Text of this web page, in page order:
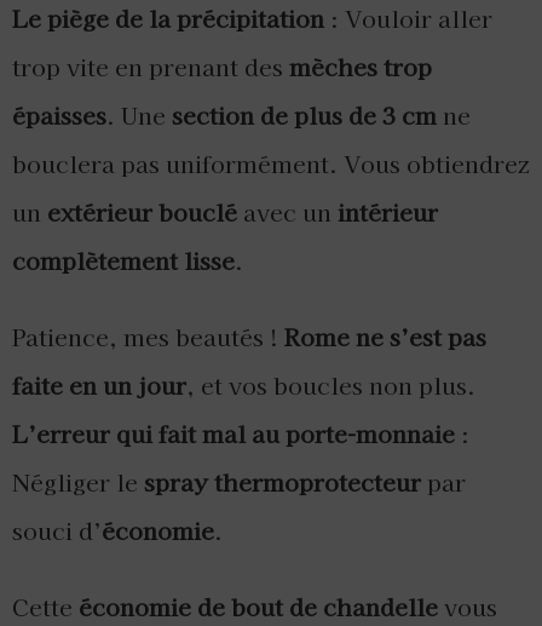
Le piège de la précipitation : Vouloir aller
trop vite en prenant des mèches trop
épaisses. Une section de plus de 3 cm ne
bouclera pas uniformément. Vous obtiendrez
un extérieur bouclé avec un intérieur
complètement lisse.
Patience, mes beautés ! Rome ne s’est pas
faite en un jour, et vos boucles non plus.
L’erreur qui fait mal au porte-monnaie :
Négliger le spray thermoprotecteur par
souci d’économie.
Cette économie de bout de chandellevous